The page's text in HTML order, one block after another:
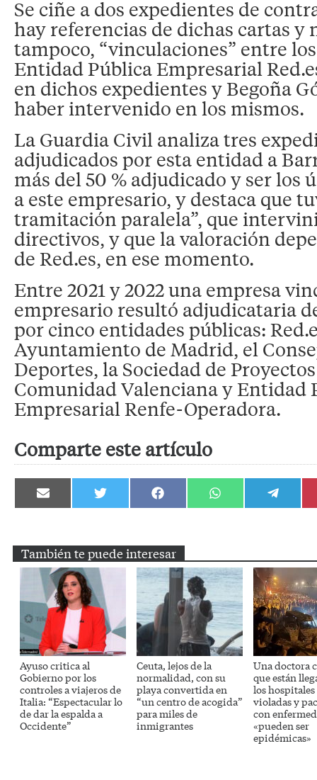
Se ciñe a dos expedientes de
hay referencias de dichas cartas y
tampoco, “vinculaciones” entre
Entidad Pública Empresarial
en dichos expedientes y Begoña
haber intervenido en los mismos.
La Guardia Civil analiza tres
adjudicados por esta entidad a
más del 50 % adjudicado y ser los
a este empresario, y destaca que
tramitación paralela”, que
directivos, y que la valoración
de Red.es, en ese momento.
Entre 2021 y 2022 una empresa
empresario resultó adjudicataria
por cinco entidades públicas:
Ayuntamiento de Madrid, el
Deportes, la Sociedad de
Comunidad Valenciana y Entidad
Empresarial Renfe-Operadora.
Comparte este artículo
Compartir
en
Compartir
en
Compartir
en
Compartir
en
Compartir
en
También te puede interesar
Ayuso critica al
Gobierno por los
controles a viajeros de
Italia: “Espectacular lo
de dar la espalda a
Occidente”
Ceuta, lejos de la
normalidad, con su
playa convertida en
“un centro de acogida”
para miles de
inmigrantes
Una doctora
que están
los
violadas y
con
«pueden ser
epidémicas»